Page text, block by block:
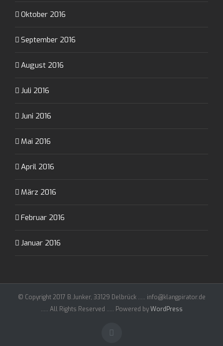
Oktober 2016
September 2016
August 2016
Juli 2016
Juni 2016
Mai 2016
April 2016
März 2016
Februar 2016
Januar 2016
© Copyright 2017 B.Junker, 33129 Delbrück ..... info@klangpirator.de
..... All Rights Reserved ..... Powered byWordPress